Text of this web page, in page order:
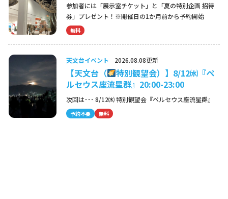
参加者には「展示室チケット」と「夏の特別企画 招待
券」プレゼント！※開催日の1か月前から予約開始
無料
天文台イベント 2026.08.08更新
【天文台（
特別観望会）】8/12㈬『ペ
ルセウス座流星群』20:00-23:00
次回は･･･ 8/12㈬ 特別観望会『ペルセウス座流星群』
予約不要 無料